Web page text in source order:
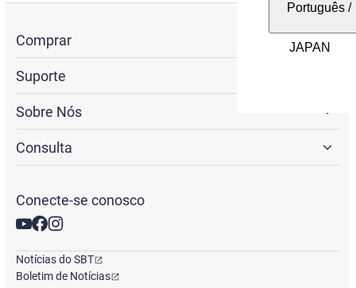
Português/
Comprar
Suporte
Sobre Nós
Consulta
Conecte-se conosco
Notícias do SBT
Boletim de Notícias